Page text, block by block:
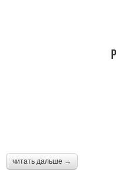
читать дальше →